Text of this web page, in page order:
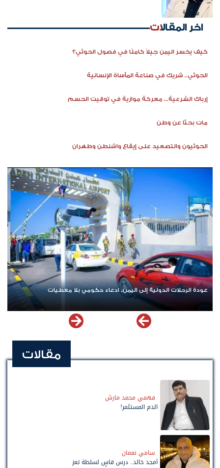
اخر المقالات
كيف يخسر اليمن جيلاً كاملًا في فصول الحوثي؟
الحوثي.. شريك في صناعة المأساة الإنسانية
إرباك الشرعية... معركة موازية في توقيت الحسم
مات بحثًا عن وطن
الحوثيون والتصعيد على إيقاع واشنطن وطهران
عودة الرحلات الدولية إلى اليمن.. ادعاء حكومي بلا معطيات
مقالات
فهمي محمد مارش
الدم المستثمر!
سامي نعمان
أمجد خالد.. درس قاسٍ لسلطة تعز